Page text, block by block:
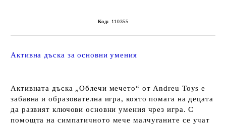
Код: 110355
Активна дъска за основни умения
Активната дъска „Облечи мечето“ от Andreu Toys е
забавна и образователна игра, която помага на децата
да развият ключови основни умения чрез игра. С
помощта на симпатичното мече малчуганите се учат